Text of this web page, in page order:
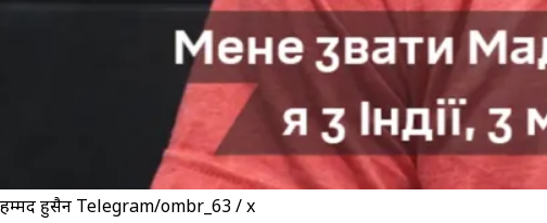
मोहम्मद हुसैन Telegram/ombr_63 / x